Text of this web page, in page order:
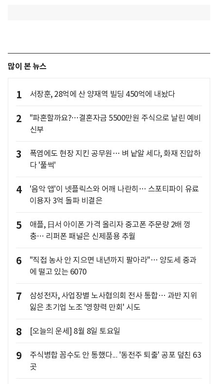
많이 본 뉴스
1 서장훈, 28억에 산 양재역 빌딩 450억에 내놨다
2
"파혼할까요?…결혼자금 5500만원 주식으로 날린 예비
신부
3
폭염에도 현장 지킨 공무원… 벼 낱알 세다, 화재 진압하
다 '풀썩'
4
'음악 앱'이 넷플릭스와 어깨 나란히… 스포티파이 유료
이용자 3억 돌파 비결은
5
애플, 日서 아이폰 가격 올리자 중고폰 주문량 2배 껑
충… 리퍼폰 패널은 신제품용 추월
6
"직접 농사 안 지으면 내년까지 팔아라"… 양도세 중과
에 떨고 있는 6070
7
삼성전자, 사업장별 노사협의회 전사 통합… 과반 지위
잃은 초기업 노조 '영향력 만회' 시도
8 [오늘의 운세] 8월 8일 토요일
9
주식병합 꼼수도 안 통했다... '동전주 퇴출' 공포 덮친 63
곳